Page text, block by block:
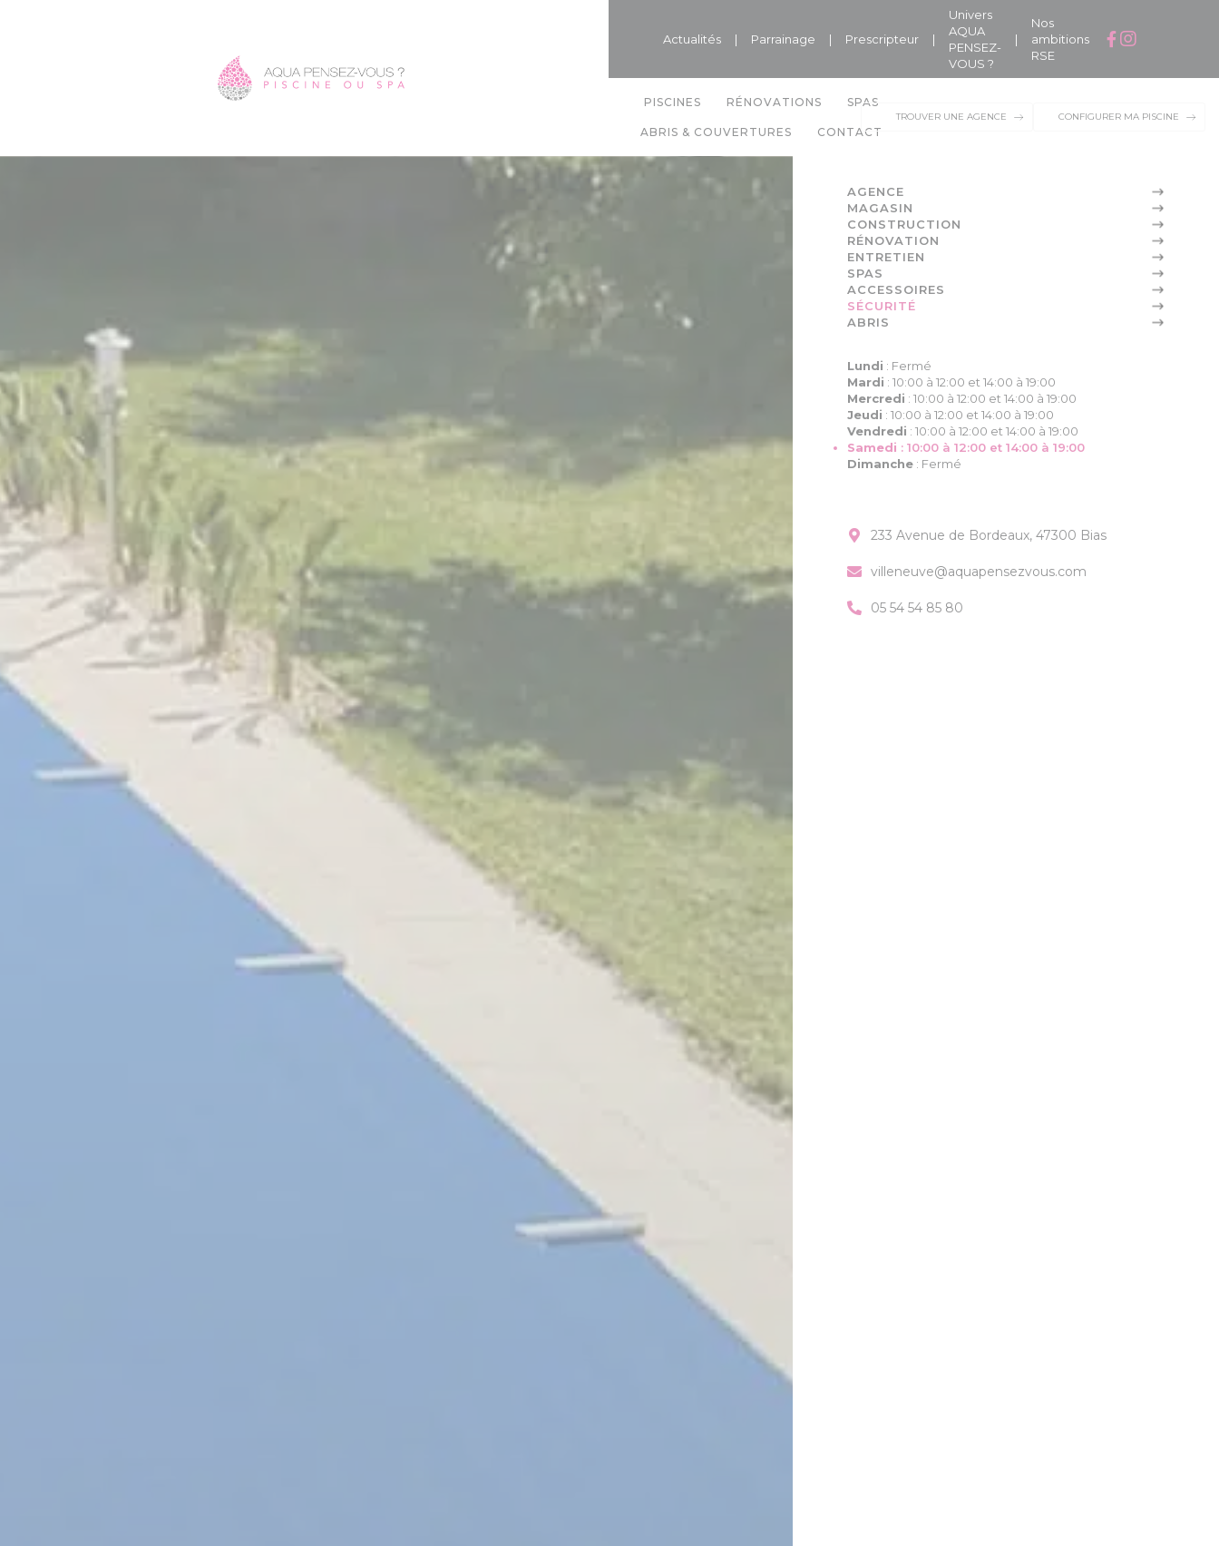
Actualités | Parrainage | Prescripteur |
Univers
AQUA
PENSEZ-
VOUS ?
|
Nos
ambitions
RSE
PISCINES RÉNOVATIONS SPAS
ABRIS & COUVERTURES CONTACT
TROUVER UNE AGENCE CONFIGURER MA PISCINE
AGENCE
MAGASIN
CONSTRUCTION
RÉNOVATION
ENTRETIEN
SPAS
ACCESSOIRES
SÉCURITÉ
ABRIS
Lundi : Fermé
Mardi : 10:00 à 12:00 et 14:00 à 19:00
Mercredi : 10:00 à 12:00 et 14:00 à 19:00
Jeudi : 10:00 à 12:00 et 14:00 à 19:00
Vendredi : 10:00 à 12:00 et 14:00 à 19:00
Samedi : 10:00 à 12:00 et 14:00 à 19:00
Dimanche: Fermé
233 Avenue de Bordeaux, 47300 Bias
villeneuve@aquapensezvous.com
05 54 54 85 80